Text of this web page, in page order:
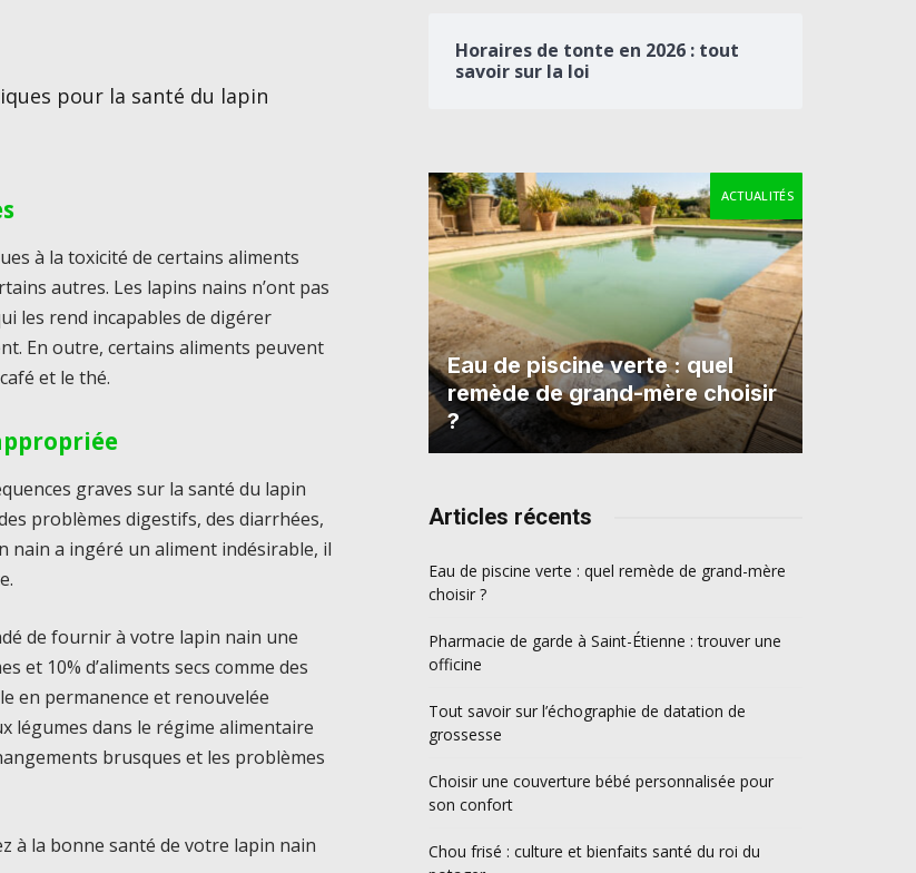
pour la santé du lapin
à la toxicité de certains aliments
autres. Les lapins nains n’ont pas
les rend incapables de digérer
En outre, certains aliments peuvent
et le thé.
graves sur la santé du lapin
problèmes digestifs, des diarrhées,
nain a ingéré un aliment indésirable, il
de fournir à votre lapin nain une
et 10% d’aliments secs comme des
en permanence et renouvelée
légumes dans le régime alimentaire
brusques et les problèmes
à la bonne santé de votre lapin nain
Horaires de tonte en 2026 : tout
savoir sur la loi
ACTUALITÉS
Eau de piscine verte : quel
remède de grand-mère choisir
?
Articles récents
Eau de piscine verte : quel remède de grand-mère
choisir ?
Pharmacie de garde à Saint-Étienne : trouver une
officine
Tout savoir sur l’échographie de datation de
grossesse
Choisir une couverture bébé personnalisée pour
son confort
Chou frisé : culture et bienfaits santé du roi du